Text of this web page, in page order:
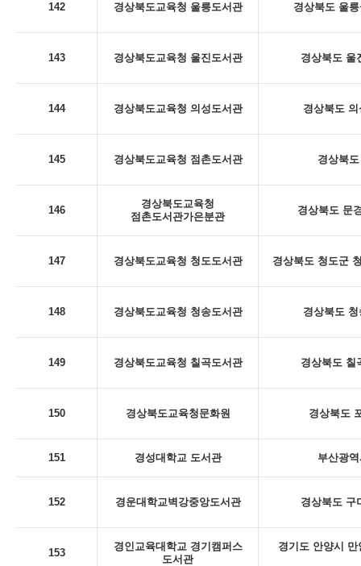
142 경상북도교육청 울릉도서관 경상북도 울
143 경상북도교육청 울진도서관 경상북도 울
144 경상북도교육청 의성도서관 경상북도
145 경상북도교육청 점촌도서관 경상북
146
경상북도교육청
점촌도서관가은분관
경상북도 문
147 경상북도교육청 청도도서관 경상북도 청도군
148 경상북도교육청 청송도서관 경상북도
149 경상북도교육청 칠곡도서관 경상북도 칠
150 경상북도교육청문화원 경상북도
151 경성대학교 도서관 부산광
152 경운대학교벽강중앙도서관 경상북도 구
153
경인교육대학교 경기캠퍼스
도서관
경기도 안양시